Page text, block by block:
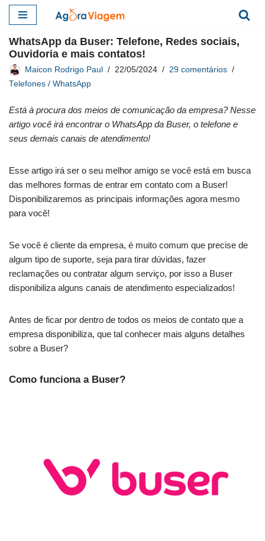
para
o
conteúdo
WhatsApp da Buser: Telefone, Redes sociais,
Ouvidoria e mais contatos!
Maicon Rodrigo Paul 22/05/2024
29 comentários
Telefones / WhatsApp
Está à procura dos meios de comunicação da empresa? Nesse
artigo você irá encontrar o WhatsApp da Buser, o telefone e
seus demais canais de atendimento!
Esse artigo irá ser o seu melhor amigo se você está em busca
das melhores formas de entrar em contato com a Buser!
Disponibilizaremos as principais informações agora mesmo
para você!
Se você é cliente da empresa, é muito comum que precise de
algum tipo de suporte, seja para tirar dúvidas, fazer
reclamações ou contratar algum serviço, por isso a Buser
disponibiliza alguns canais de atendimento especializados!
Antes de ficar por dentro de todos os meios de contato que a
empresa disponibiliza, que tal conhecer mais alguns detalhes
sobre a Buser?
Como funciona a Buser?